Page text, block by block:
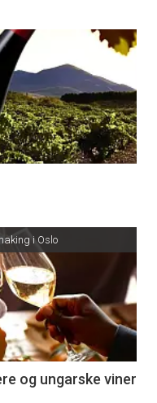
i Oslo
og ungarske viner